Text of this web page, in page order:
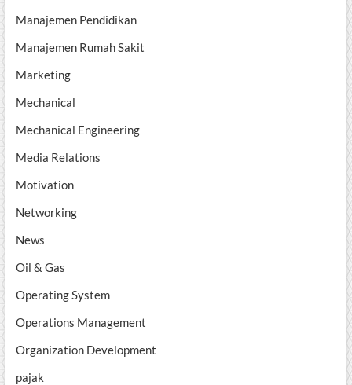
Manajemen Pendidikan
Manajemen Rumah Sakit
Marketing
Mechanical
Mechanical Engineering
Media Relations
Motivation
Networking
News
Oil & Gas
Operating System
Operations Management
Organization Development
pajak